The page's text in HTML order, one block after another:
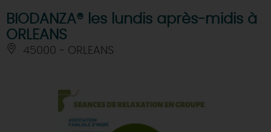
BIODANZA® les lundis après-midis à
ORLEANS
45000 - ORLEANS